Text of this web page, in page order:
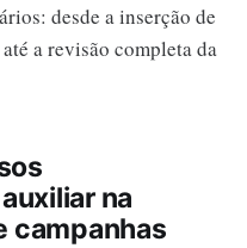
desde a inserção de
a revisão completa da
na
campanhas